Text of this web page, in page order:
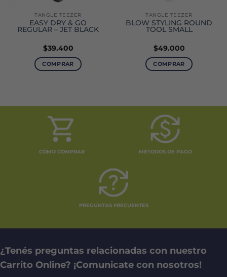
TANGLE TEEZER
EASY DRY & GO
REGULAR – JET BLACK
$39.400
COMPRAR
TANGLE TEEZER
BLOW STYLING ROUND
TOOL SMALL
$49.000
COMPRAR
CÓMO COMPRAR MÉTODOS DE PAGO
PREGUNTAS FRECUENTES
¿Tenés preguntas relacionadas con nuestro
Carrito Online? ¡Comunicate con nosotros!